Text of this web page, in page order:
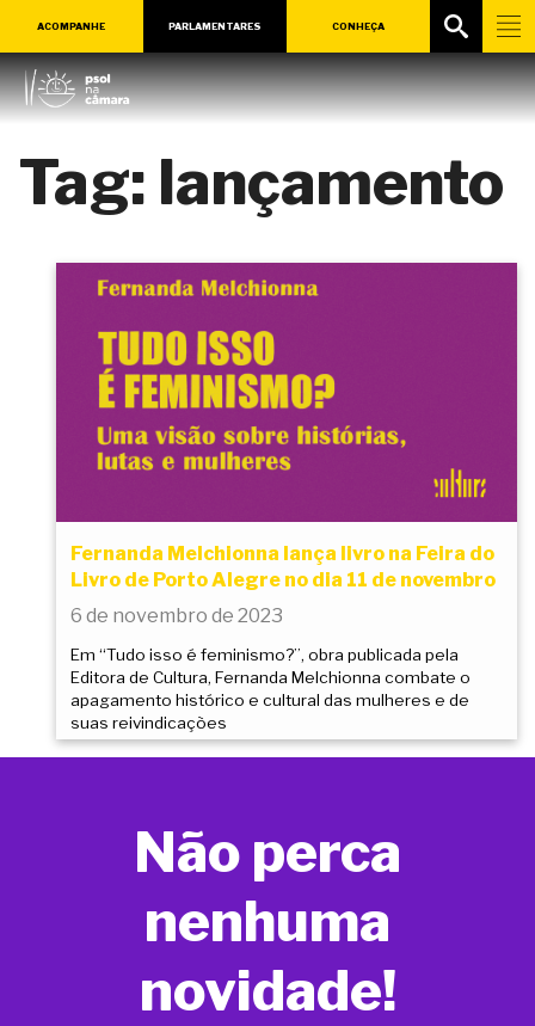
ACOMPANHE PARLAMENTARES CONHEÇA
Tag: lançamento
Fernanda Melchionna lança livro na Feira do
Livro de Porto Alegre no dia 11 de novembro
6 de novembro de 2023
Em “Tudo isso é feminismo?”, obra publicada pela
Editora de Cultura, Fernanda Melchionna combate o
apagamento histórico e cultural das mulheres e de
suas reivindicações
Não perca
nenhuma
novidade!